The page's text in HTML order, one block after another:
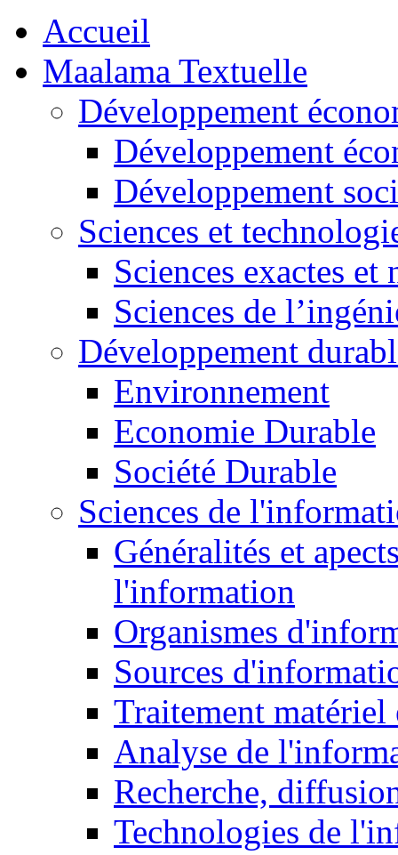
Accueil
Maalama Textuelle
Développement
Développement
Développement
Sciences et
Sciences exactes et
Sciences de
Développement
Environnement
Economie Durable
Société Durable
Sciences de
Généralités et
l'information
Organismes
Sources
Traitement matériel
Analyse de
Recherche,
Technologies de